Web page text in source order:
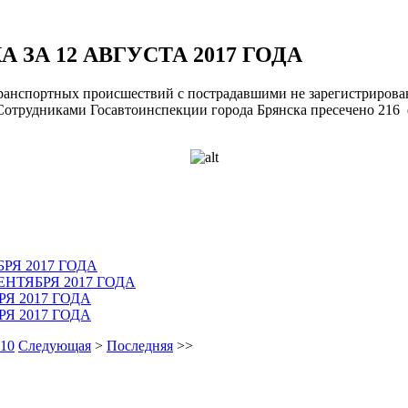
12 АВГУСТА 2017 ГОДА
происшествий с пострадавшими не
Госавтоинспекции города Брянска пресечено
2017 ГОДА
2017 ГОДА
2017 ГОДА
2017 ГОДА
Следующая > Последняя >>